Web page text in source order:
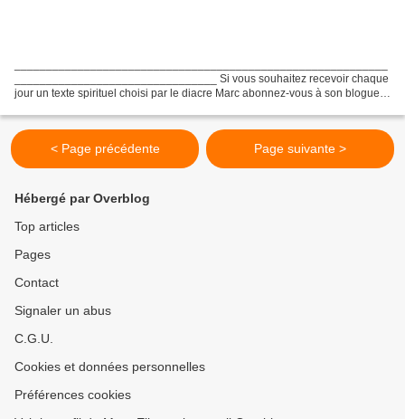
________________________________ Si vous souhaitez recevoir chaque
jour un texte spirituel choisi par le diacre Marc abonnez-vous à son blogue
< Page précédente Page suivante >
Hébergé par Overblog
Top articles
Pages
Contact
Signaler un abus
C.G.U.
Cookies et données personnelles
Préférences cookies